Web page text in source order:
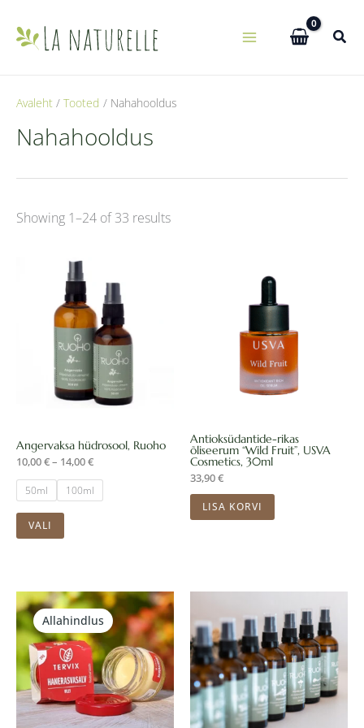
Avaleht Tooted Nahahooldus
Nahahooldus
Showing 1–24 of 33 results
Angervaksa hüdrosool, Ruoho
10,00€– 14,00€
kuni
14,00 €
50ml 100ml
VALI
Sellel
tootel
on
mitu
varianti.
Valikuid
tootelehel.
Antioksüdantide-rikas
õliseerum “Wild Fruit”, USVA
Cosmetics, 30ml
33,90€
LISA KORVI
Allahindlus
Hinnavahemik:
4,00 €
kuni
7,00 €
Sellel
tootel
on
mitu
varianti.
Valikuid
Hinnavahemik:
kuni
14,00 €
tootel
on
mitu
varianti.
Valikuid